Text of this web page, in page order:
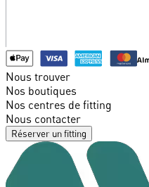
Nous trouver
Nos boutiques
Nos centres de fitting
Nous contacter
Réserver un fitting